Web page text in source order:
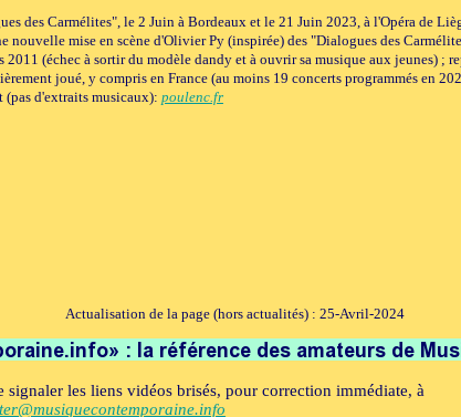
des Carmélites", le 2 Juin à Bordeaux et le 21 Juin 2023, à l'Opéra de
nouvelle mise en scène d'Olivier Py (inspirée) des "Dialogues des
2011 (échec à sortir du modèle dandy et à ouvrir sa musique aux jeunes) ;
joué, y compris en France (au moins 19 concerts programmés en
d'extraits musicaux): poulenc.fr
Actualisation de la page (hors actualités) : 25-Avril-2024
signaler les liens vidéos brisés, pour correction immédiate, à